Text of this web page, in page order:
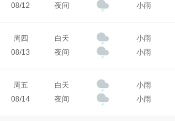
08/12
夜间 小雨
周四 白天 小雨
08/13
夜间 小雨
周五 白天 小雨
08/14
夜间 小雨